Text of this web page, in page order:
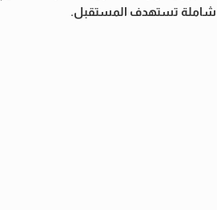
شاملة تستهدف المستقبل.